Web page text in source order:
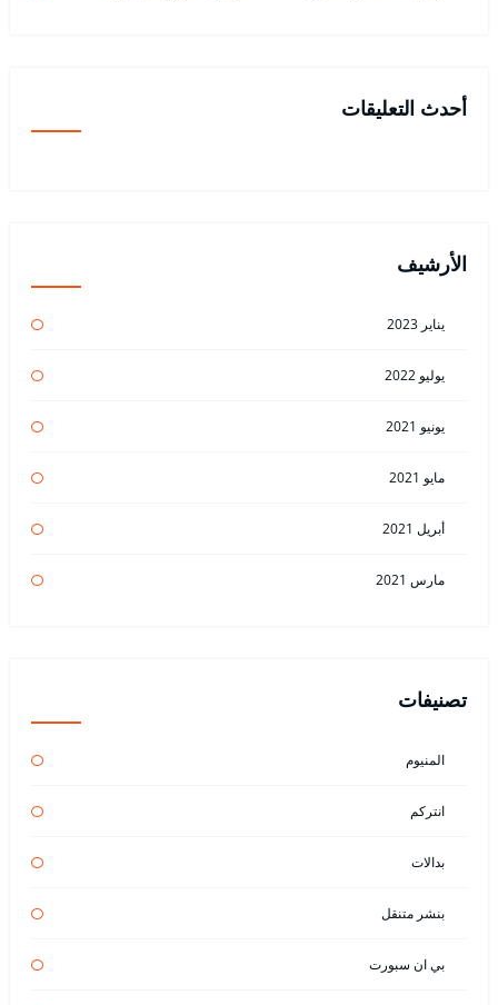
أحدث التعليقات
الأرشيف
يناير 2023
يوليو 2022
يونيو 2021
مايو 2021
أبريل 2021
مارس 2021
تصنيفات
المنيوم
انتركم
بدالات
بنشر متنقل
بي ان سبورت